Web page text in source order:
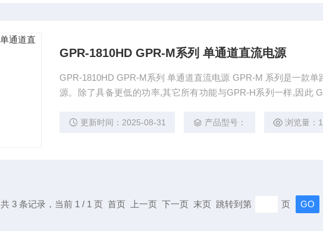
GPR-1810HD GPR-M系列 单通道直流电源
GPR-1810HD GPR-M系列 单通道直流电源 GPR-M 系列是一款单路输出、180W的线性直流电
源。除了具备更低的功率,其它所有功能与GPR-H系列一样,因此
向极性保护以及内部选择动态或连续负载功能是GPR-M系列的显著
更新时间：2025-08-31 产品型号： 浏览量：
共 3 条记录，当前 1 / 1 页 首页 上一页 下一页 末页 跳转到第 页